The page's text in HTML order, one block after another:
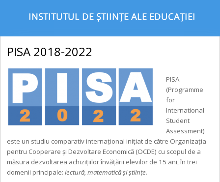
PISA 2018-2022
PISA
(Programme
for
International
Student
Assessment)
este un studiu comparativ internațional inițiat de către Organizația
pentru Cooperare și Dezvoltare Economică (OCDE) cu scopul de a
măsura dezvoltarea achizițiilor învățării elevilor de 15 ani, în trei
domenii principale:lectură, matematică și științe.